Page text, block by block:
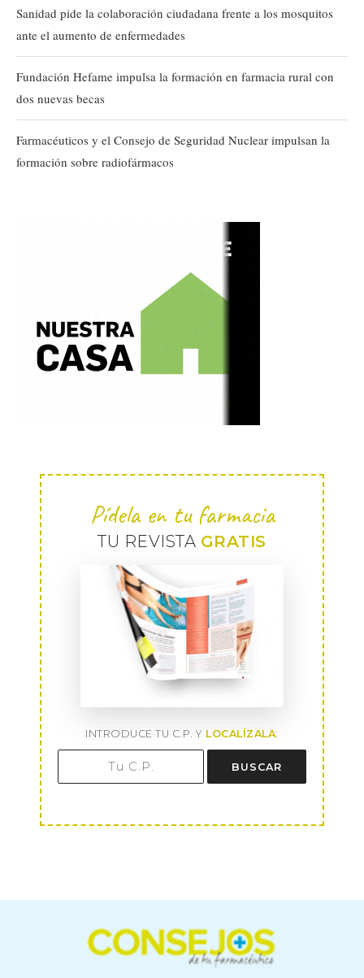
Sanidad pide la colaboración ciudadana frente a los mosquitos
ante el aumento de enfermedades
Fundación Hefame impulsa la formación en farmacia rural con
dos nuevas becas
Farmacéuticos y el Consejo de Seguridad Nuclear impulsan la
formación sobre radiofármacos
Pídela en tu farmacia
TU REVISTA GRATIS
INTRODUCE TU C.P. Y LOCALÍZALA:
BUSCAR